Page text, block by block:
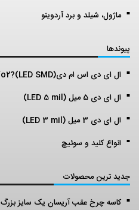
ماژول، شیلد و برد آردوینو
پیوندها
ال ای دی اس ام دی(LED SMD)?adtxfo2
ال ای دی 5 میل (LED 5 mil)
ال ای دی 3 میل (LED 3 mil)
انواع کلید و سوئیچ
جدید ترین محصولات
کاسه چرخ عقب آریسان یک سایز بزرگ